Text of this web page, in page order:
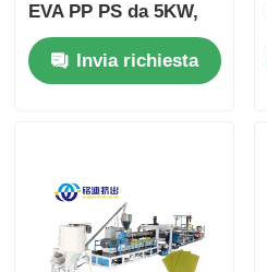
EVA PP PS da 5KW,
multifunzionale,
1200mm 1400mm
Invia richiesta